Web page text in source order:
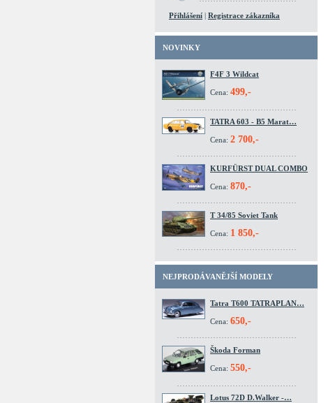
Přihlášení | Registrace zákazníka
NOVINKY
F4F 3 Wildcat
Cena: 499,-
TATRA 603 - B5 Marat…
Cena: 2 700,-
KURFÜRST DUAL COMBO
Cena: 870,-
T 34/85 Soviet Tank
Cena: 1 850,-
NEJPRODÁVANĚJŠÍ MODELY
Tatra T600 TATRAPLAN…
Cena: 650,-
Škoda Forman
Cena: 550,-
Lotus 72D D.Walker -…